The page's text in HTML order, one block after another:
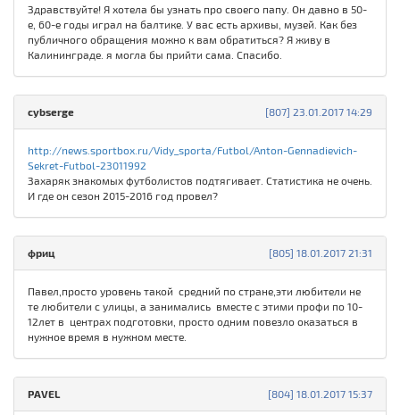
Здравствуйте! Я хотела бы узнать про своего папу. Он давно в 50-
е, 60-е годы играл на балтике. У вас есть архивы, музей. Как без
публичного обращения можно к вам обратиться? Я живу в
Калининграде. я могла бы прийти сама. Спасибо.
[807] 23.01.2017 14:29
cybserge
http://news.sportbox.ru/Vidy_sporta/Futbol/Anton-Gennadievich-
Sekret-Futbol-23011992
Захаряк знакомых футболистов подтягивает. Статистика не очень.
И где он сезон 2015-2016 год провел?
[805] 18.01.2017 21:31
фриц
Павел,просто уровень такой средний по стране,эти любители не
те любители с улицы, а занимались вместе с этими профи по 10-
12лет в центрах подготовки, просто одним повезло оказаться в
нужное время в нужном месте.
[804] 18.01.2017 15:37
PAVEL